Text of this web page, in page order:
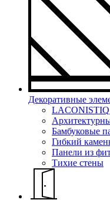
Декоративные
LACONISTIQ
Бамбуковые
Гибкий
Панели из
Тихие стены